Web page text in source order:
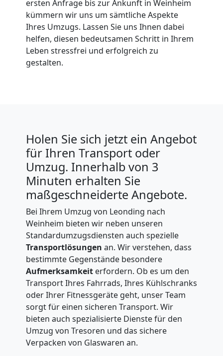
ersten Anfrage bis zur Ankunft in Weinheim
kümmern wir uns um sämtliche Aspekte
Ihres Umzugs. Lassen Sie uns Ihnen dabei
helfen, diesen bedeutsamen Schritt in Ihrem
Leben stressfrei und erfolgreich zu
gestalten.
Holen Sie sich jetzt ein Angebot
für Ihren Transport oder
Umzug. Innerhalb von 3
Minuten erhalten Sie
maßgeschneiderte Angebote.
Bei Ihrem Umzug von Leonding nach
Weinheim bieten wir neben unseren
Standardumzugsdiensten auch spezielle
Transportlösungen an. Wir verstehen, dass
bestimmte Gegenstände besondere
Aufmerksamkeit erfordern. Ob es um den
Transport Ihres Fahrrads, Ihres Kühlschranks
oder Ihrer Fitnessgeräte geht, unser Team
sorgt für einen sicheren Transport. Wir
bieten auch spezialisierte Dienste für den
Umzug von Tresoren und das sichere
Verpacken von Glaswaren an.